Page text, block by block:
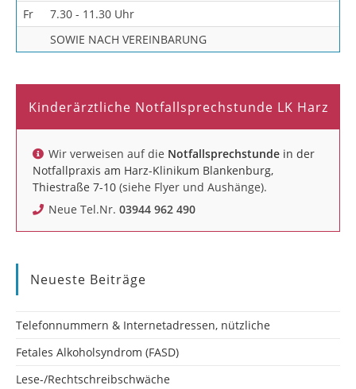
Fr
7.30 - 11.30 Uhr
SOWIE NACH VEREINBARUNG
Kinderärztliche Notfallsprechstunde LK Harz
Wir verweisen auf die Notfallsprechstunde in der
Notfallpraxis am Harz-Klinikum Blankenburg,
Thiestraße 7-10 (siehe Flyer und Aushänge).
Neue Tel.Nr. 03944 962 490
Neueste Beiträge
Telefonnummern & Internetadressen, nützliche
Fetales Alkoholsyndrom (FASD)
Lese-/Rechtschreibschwäche